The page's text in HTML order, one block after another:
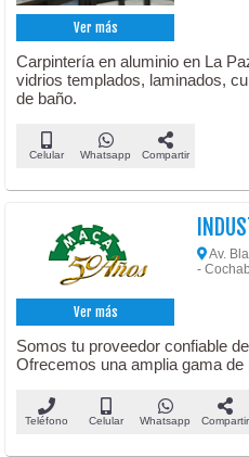
Ver más
Carpintería en aluminio en La
vidrios templados, laminados,
de baño.
Celular Whatsapp Compartir
Ver más
Av.
-
Somos tu proveedor confiable
Ofrecemos una amplia gama
Teléfono Celular Whatsapp Compartir